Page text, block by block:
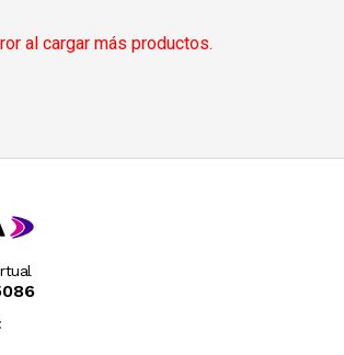
al cargar más productos.